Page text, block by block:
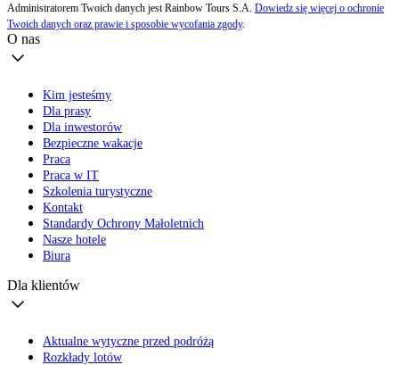
Administratorem Twoich danych jest Rainbow Tours S.A. Dowiedz się więcej o ochronie
Twoich danych oraz prawie i sposobie wycofania zgody.
O nas
Kim jesteśmy
Dla prasy
Dla inwestorów
Bezpieczne wakacje
Praca
Praca w IT
Szkolenia turystyczne
Kontakt
Standardy Ochrony Małoletnich
Nasze hotele
Biura
Dla klientów
Aktualne wytyczne przed podróżą
Rozkłady lotów